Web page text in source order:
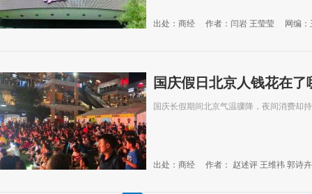
出处：商经 作者：闫岩 王莹莹 网编：
国庆假日北京人钱花在了
国庆长假期间北京气温骤降，夜间消费却
出处：商经
作者： 赵述评 王维祎 郭诗